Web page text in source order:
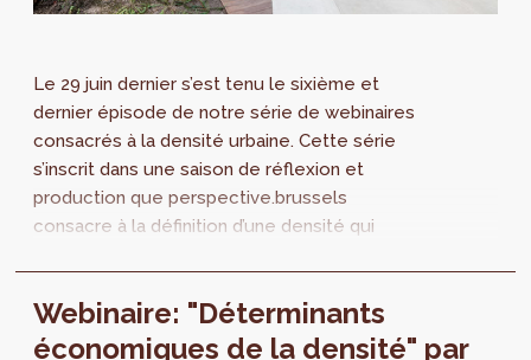
Le 29 juin dernier s’est tenu le sixième et
dernier épisode de notre série de webinaires
consacrés à la densité urbaine. Cette série
s’inscrit dans une saison de réflexion et
production que perspective.brussels
consacre à la définition d’une densité qui
Ahrend.
Webinaire: "Déterminants
économiques de la densité" par